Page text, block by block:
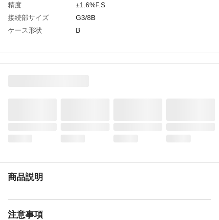
精度
±1.6%F.S
接続部サイズ
G3/8B
ケース形状
B
重さ
520.000G
商品説明
注意事項